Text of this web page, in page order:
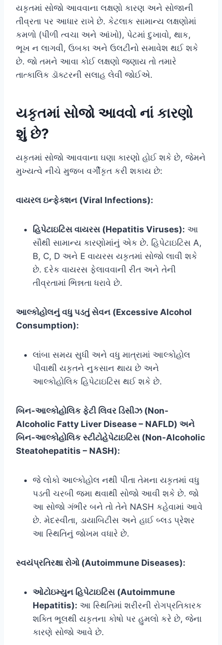
યકૃતમાં સોજો આવવાના લક્ષણો કારણ અને સોજાની
તીવ્રતા પર આધાર રાખે છે. કેટલાક સામાન્ય લક્ષણોમાં
કમળો (પીળી ત્વચા અને આંખો), પેટમાં દુખાવો, થાક,
ભૂખ ન લાગવી, ઉબકા અને ઉલટીનો સમાવેશ થઈ શકે
છે. જો તમને આવા કોઈ લક્ષણો જણાય તો તમારે
તાત્કાલિક ડૉક્ટરની સલાહ લેવી જોઈએ.
યકૃતમાં સોજો આવવો નાં કારણો
શું છે?
યકૃતમાં સોજો આવવાના ઘણા કારણો હોઈ શકે છે, જેમને
મુખ્યત્વે નીચે મુજબ વર્ગીકૃત કરી શકાય છે:
વાયરલ ઇન્ફેક્શન (Viral Infections):
હિપેટાઇટિસ વાયરસ (Hepatitis Viruses): આ
સૌથી સામાન્ય કારણોમાંનું એક છે. હિપેટાઇટિસ A,
B, C, D અને E વાયરસ યકૃતમાં સોજો લાવી શકે
છે. દરેક વાયરસ ફેલાવવાની રીત અને તેની
તીવ્રતામાં ભિન્નતા ધરાવે છે.
આલ્કોહોલનું વધુ પડતું સેવન (Excessive Alcohol
Consumption):
લાંબા સમય સુધી અને વધુ માત્રામાં આલ્કોહોલ
પીવાથી યકૃતને નુકસાન થાય છે અને
આલ્કોહોલિક હિપેટાઇટિસ થઈ શકે છે.
બિન-આલ્કોહોલિક ફેટી લિવર ડિસીઝ (Non-
Alcoholic Fatty Liver Disease – NAFLD) અને
બિન-આલ્કોહોલિક સ્ટીટોહેપેટાઇટિસ (Non-Alcoholic
Steatohepatitis – NASH):
જે લોકો આલ્કોહોલ નથી પીતા તેમના યકૃતમાં વધુ
પડતી ચરબી જમા થવાથી સોજો આવી શકે છે. જો
આ સોજો ગંભીર બને તો તેને NASH કહેવામાં આવે
છે. મેદસ્વીતા, ડાયાબિટીસ અને હાઈ બ્લડ પ્રેશર
આ સ્થિતિનું જોખમ વધારે છે.
સ્વયંપ્રતિરક્ષા રોગો (Autoimmune Diseases):
ઓટોઇમ્યુન હિપેટાઇટિસ (Autoimmune
Hepatitis): આ સ્થિતિમાં શરીરની રોગપ્રતિકારક
શક્તિ ભૂલથી યકૃતના કોષો પર હુમલો કરે છે, જેના
કારણે સોજો આવે છે.